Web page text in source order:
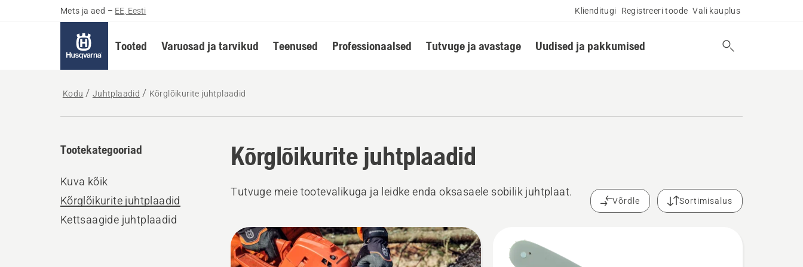
Mets ja aed – EE, Eesti Klienditugi Registreeri toode Vali kauplus
Tooted Varuosad ja tarvikud Teenused Professionaalsed Tutvuge ja avastage Uudised ja pakkumised
Kodu Juhtplaadid Kõrglõikurite juhtplaadid
Kõrglõikurite juhtplaadid
Tootekategooriad
Kuva kõik
Kõrglõikurite juhtplaadid
Kettsaagide juhtplaadid
Tutvuge meie tootevalikuga ja leidke enda oksasaele sobilik juhtplaat.
Võrdle Sortimisalus
Kuva
kõik